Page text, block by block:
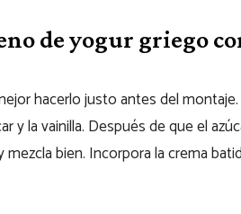
de yogur griego
hacerlo justo antes del
y la vainilla. Después de que el
bien. Incorpora la crema